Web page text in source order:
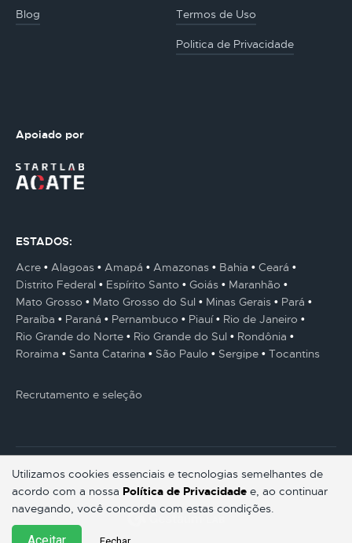
Utilizamos cookies essenciais e tecnologias semelhantes de
acordo com a nossa Política de Privacidade e, ao continuar
navegando, você concorda com estas condições.
Blog Termos de Uso
Politica de Privacidade
Apoiado por
ESTADOS:
Acre
Alagoas Amapá Amazonas Bahia
Ceará
Distrito Federal
Espírito Santo Goiás
Maranhão
Mato Grosso
Mato Grosso do Sul Minas Gerais
Pará
Paraíba
Paraná Pernambuco Piauí
Rio de Janeiro
Rio Grande do Norte
Rio Grande do Sul
Rondônia
Roraima
Santa Catarina São Paulo Sergipe Tocantins
Recrutamento e seleção
© Gestaum Lab ® Todos os direitos reservados.